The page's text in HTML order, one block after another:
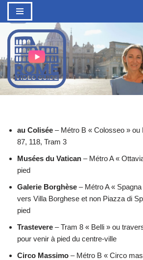
Aller
au
contenu
au Colisée – Métro B « Colosseo » ou
87, 118, Tram 3
Musées du Vatican – Métro A «
pied
Galerie Borghèse – Métro A «
vers Villa Borghese et non Piazza di
pied
Trastevere – Tram 8 « Belli » ou
pour venir à pied du centre-ville
Circo Massimo – Métro B « Circo